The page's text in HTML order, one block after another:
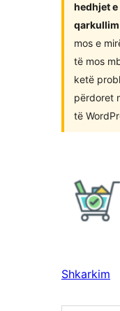
hedhjet
mos e
të mos
ketë
përdoret
të
Shkarkim